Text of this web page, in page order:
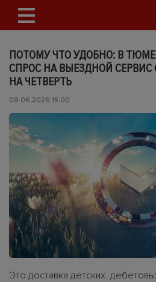
ПОТОМУ ЧТО УДОБНО: В
СПРОС НА ВЫЕЗДНОЙ СЕРВИС
НА ЧЕТВЕРТЬ
08.06.2026 15:00
Это доставка детских,